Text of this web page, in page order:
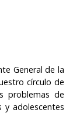
General de la
círculo de
problemas de
y adolescentes